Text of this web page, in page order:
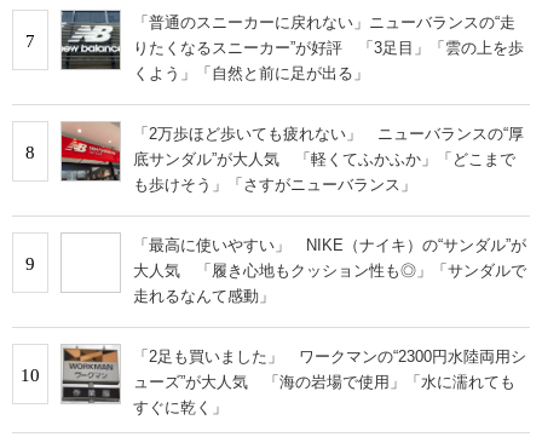
7
「普通のスニーカーに戻れない」ニューバランスの“走
りたくなるスニーカー”が好評 「3足目」「雲の上を歩
くよう」「自然と前に足が出る」
8
「2万歩ほど歩いても疲れない」 ニューバランスの“厚
底サンダル”が大人気 「軽くてふかふか」「どこまで
も歩けそう」「さすがニューバランス」
9
「最高に使いやすい」 NIKE（ナイキ）の“サンダル”が
大人気 「履き心地もクッション性も◎」「サンダルで
走れるなんて感動」
10
「2足も買いました」 ワークマンの“2300円水陸両用シ
ューズ”が大人気 「海の岩場で使用」「水に濡れても
すぐに乾く」